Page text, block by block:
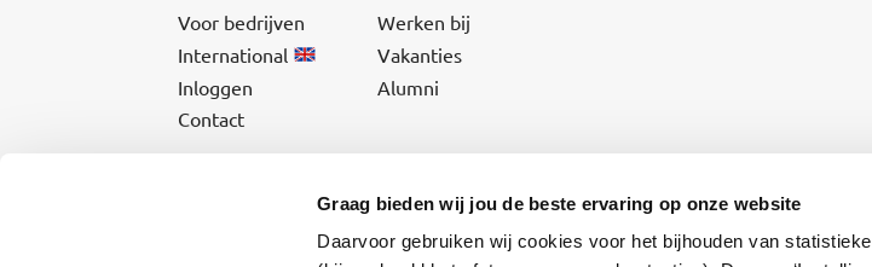
Graag bieden wij jou de beste ervaring op onze website
Daarvoor gebruiken wij cookies voor het bijhouden van
Voor bedrijven
Werken bij
International
Vakanties
Inloggen
Alumni
Contact